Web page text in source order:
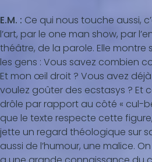
E.M. : Ce qui nous touche aussi,
l’art, par le one man show, par
théâtre, de la parole. Elle montre
les gens : Vous savez combien
Et mon œil droit ? Vous avez
voulez goûter des ecstasys ? Et
drôle par rapport au côté « cul-
que le texte respecte cette
jette un regard théologique sur
aussi de l’humour, une malice.